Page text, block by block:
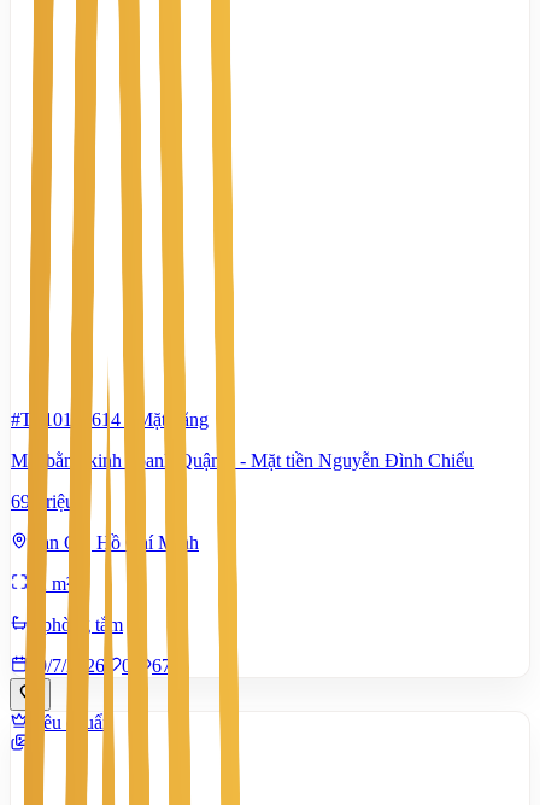
#TS10102614
Mặt bằng
Mặt bằng kinh doanh Quận 3 - Mặt tiền Nguyễn Đình Chiểu
69 Triệu
Bàn Cờ, Hồ Chí Minh
52 m²
4 phòng tắm
29/7/2026
0 675
Tiêu chuẩn